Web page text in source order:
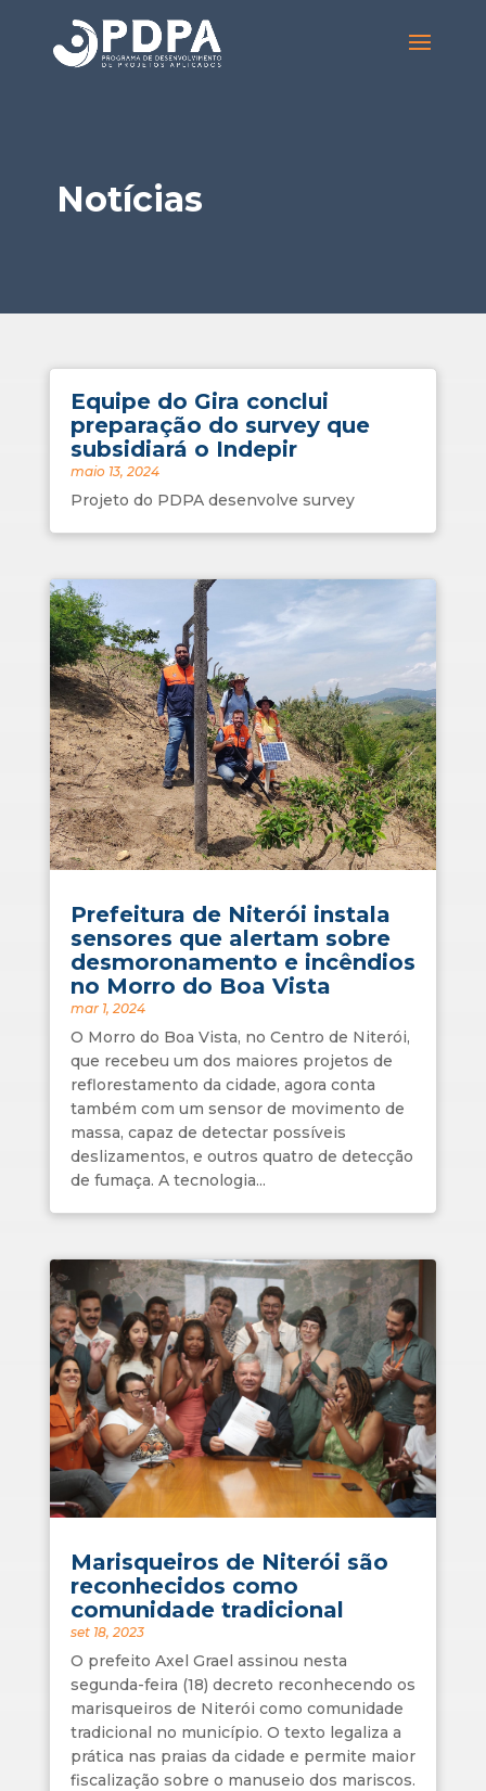
Notícias
Equipe do Gira conclui
preparação do survey que
subsidiará o Indepir
maio 13, 2024
Projeto do PDPA desenvolve survey
Prefeitura de Niterói instala
sensores que alertam sobre
desmoronamento e incêndios
no Morro do Boa Vista
mar 1, 2024
O Morro do Boa Vista, no Centro de Niterói,
que recebeu um dos maiores projetos de
reflorestamento da cidade, agora conta
também com um sensor de movimento de
massa, capaz de detectar possíveis
deslizamentos, e outros quatro de detecção
de fumaça. A tecnologia...
Marisqueiros de Niterói são
reconhecidos como
comunidade tradicional
set 18, 2023
O prefeito Axel Grael assinou nesta
segunda-feira (18) decreto reconhecendo os
marisqueiros de Niterói como comunidade
tradicional no município. O texto legaliza a
prática nas praias da cidade e permite maior
fiscalização sobre o manuseio dos mariscos.